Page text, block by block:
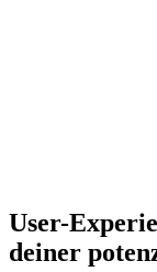
User-
deiner